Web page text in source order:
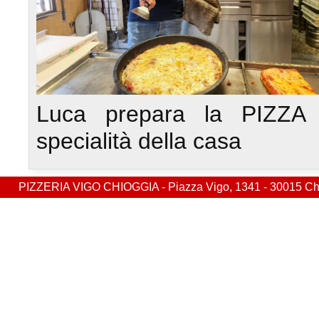
Luca prepara la PIZZA
specialità della casa
PIZZERIA VIGO CHIOGGIA - Piazza Vigo, 1341 - 30015